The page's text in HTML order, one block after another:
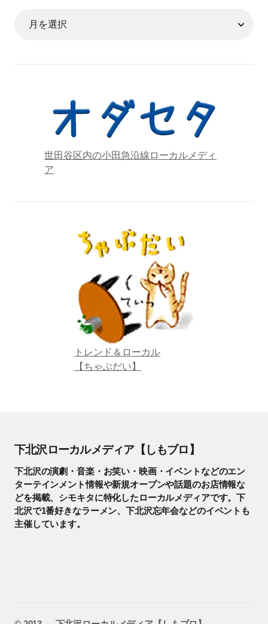
世田谷区内の小田急沿線ローカルメディ
ア
トレンド＆ローカル
【ちゃぶだい】
下北沢ローカルメディア【しもブロ】
下北沢の演劇・音楽・お笑い・映画・イベントなどのエン
ターテインメント情報や新規オープンや話題のお店情報な
どを掲載、シモキタに特化したローカルメディアです。下
北沢で1番好きなラーメン、下北沢忘年会などのイベントも
主催しています。